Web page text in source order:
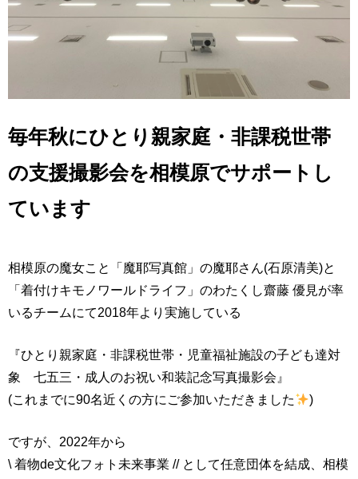
毎年秋にひとり親家庭・非課税世帯
の支援撮影会を相模原でサポートし
ています
相模原の魔女こと「魔耶写真館」の魔耶さん(石原清美)と
「着付けキモノワールドライフ」のわたくし齋藤 優見が率
いるチームにて2018年より実施している
『ひとり親家庭・非課税世帯・児童福祉施設の子ども達対
象 七五三・成人のお祝い和装記念写真撮影会』
(これまでに90名近くの方にご参加いただきました
)
ですが、2022年から
\ 着物de文化フォト未来事業 // として任意団体を結成、相模